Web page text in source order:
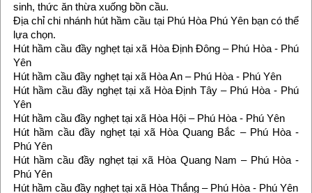
sinh, thức ăn thừa xuống bồn cầu.
Địa chỉ chi nhánh hút hầm cầu tại Phú Hòa Phú Yên bạn có thể
lựa chọn.
Hút hầm cầu đầy nghẹt tại xã Hòa Định Đông – Phú Hòa - Phú
Yên
Hút hầm cầu đầy nghẹt tại xã Hòa An – Phú Hòa - Phú Yên
Hút hầm cầu đầy nghẹt tại xã Hòa Định Tây – Phú Hòa - Phú
Yên
Hút hầm cầu đầy nghẹt tại xã Hòa Hội – Phú Hòa - Phú Yên
Hút hầm cầu đầy nghẹt tại xã Hòa Quang Bắc – Phú Hòa -
Phú Yên
Hút hầm cầu đầy nghẹt tại xã Hòa Quang Nam – Phú Hòa -
Phú Yên
Hút hầm cầu đầy nghẹt tại xã Hòa Thắng – Phú Hòa - Phú Yên